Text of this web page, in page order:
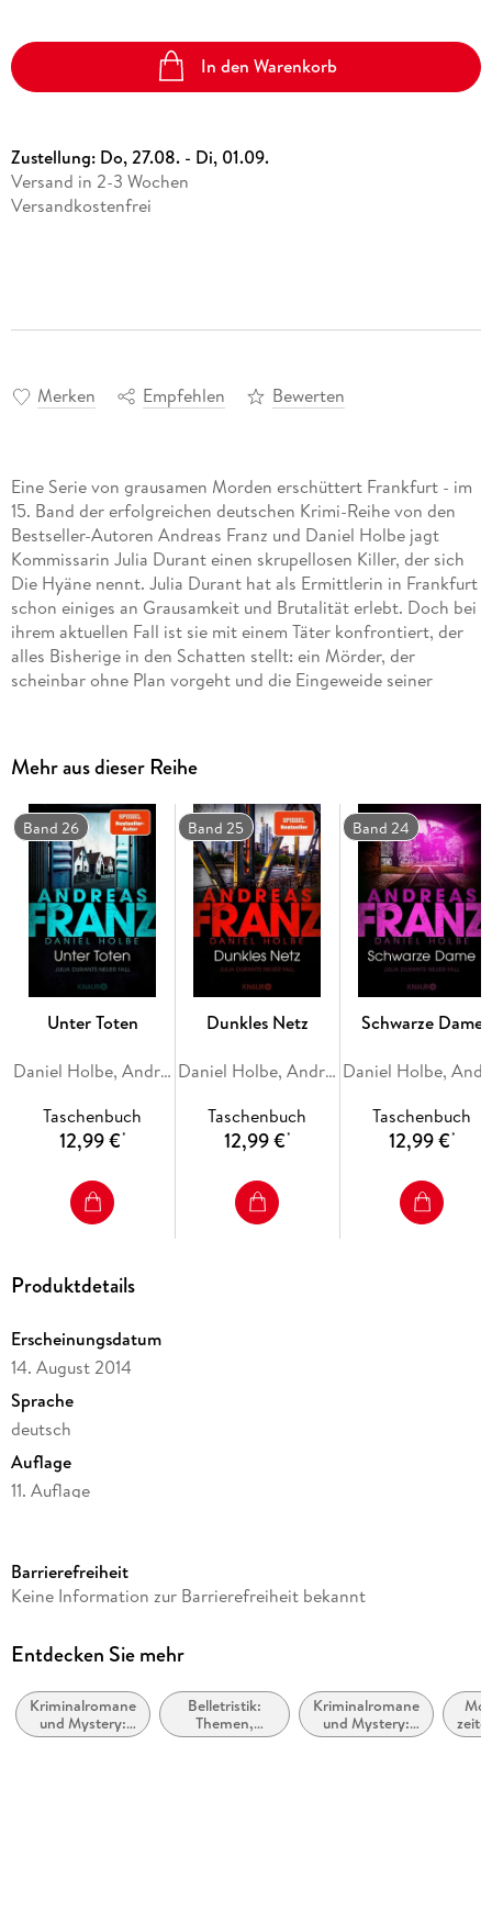
In den Warenkorb
Zustellung: Do, 27.08. - Di, 01.09.
Versand in 2-3 Wochen
Versandkostenfrei
Merken Empfehlen Bewerten
Eine Serie von grausamen Morden erschüttert Frankfurt - im
15. Band der erfolgreichen deutschen Krimi-Reihe von den
Bestseller-Autoren Andreas Franz und Daniel Holbe jagt
Kommissarin Julia Durant einen skrupellosen Killer, der sich
Die Hyäne nennt. Julia Durant hat als Ermittlerin in Frankfurt
schon einiges an Grausamkeit und Brutalität erlebt. Doch bei
ihrem aktuellen Fall ist sie mit einem Täter konfrontiert, der
alles Bisherige in den Schatten stellt: ein Mörder, der
scheinbar ohne Plan vorgeht und die Eingeweide seiner
alles daransetzen, den brutalen Serienkiller zu stoppen, bevor
er weiter unschuldige Frauen stalkt und ermordet. Ein
atemloser Wettlauf gegen die Zeit beginnt. Die Hyäne, der 15.
Fall für die toughe Kommissarin Julia Durant von den
Spiegel-Bestseller-Autoren Andreas Franz und Daniel Holbe,
ist ein fesselnder deutscher Kriminalroman, atmosphärisch
dicht und von der ersten bis zur letzten Seite spannend!
Mehr aus dieser Reihe
Band 26
Unter Toten
Daniel Holbe, Andreas Franz
Taschenbuch
12,99 €*
Band 25
Dunkles Netz
Daniel Holbe, Andreas Franz
Taschenbuch
12,99 €*
Band 24
Schwarze Dame
Taschenbuch
12,99 €*
Produktdetails
Erscheinungsdatum
14. August 2014
Sprache
deutsch
Auflage
11. Auflage
Reihe
Autor/Autorin
Verlag/Hersteller
Knaur Taschenbuch
Barrierefreiheit
Keine Information zur Barrierefreiheit bekannt
Entdecken Sie mehr
Kriminalromane
und Mystery:
weibliche
Belletristik:
Themen,
Stoffe, Motive:
Kriminalromane
und Mystery:
Polizeiarbeit &